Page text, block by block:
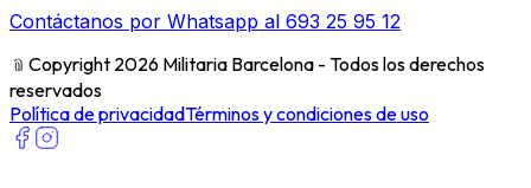
Contáctanos por Whatsapp al 693 25 95 12
﹫ Copyright 2026 Militaria Barcelona - Todos los derechos
reservados
Política de privacidadTérminos y condiciones de uso